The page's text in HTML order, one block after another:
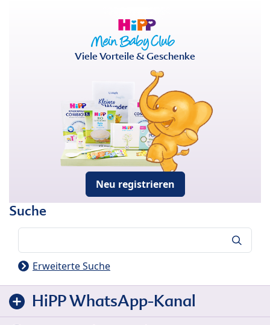
Viele Vorteile & Geschenke
Neu registrieren
Suche
Erweiterte Suche
HiPP WhatsApp-Kanal